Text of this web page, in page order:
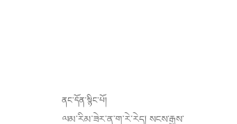
ནང་དོན་སྙིང་པོ།
ལམ་རིམ་ཟེར་ན་ག་རེ་རེད། སངས་རྒྱས་